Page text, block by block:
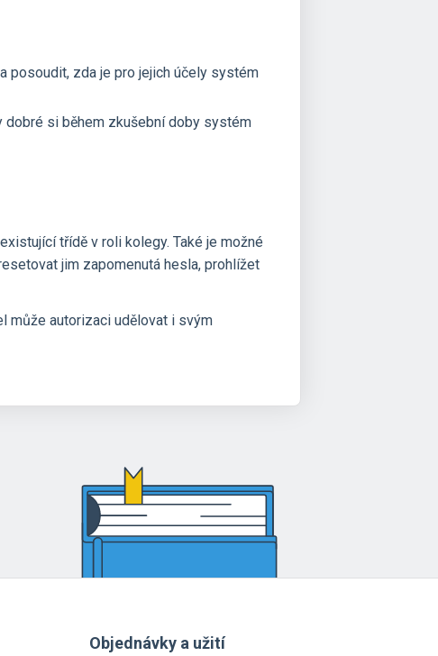
a posoudit, zda je pro jejich účely systém
dobré si během zkušební doby systém
třídě v roli kolegy. Také je možné
jim zapomenutá hesla, prohlížet
může autorizaci udělovat i svým
Objednávky a užití